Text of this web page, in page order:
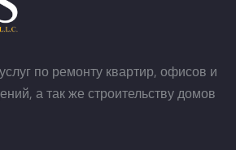
по ремонту квартир, офисов и
а так же строительству домов